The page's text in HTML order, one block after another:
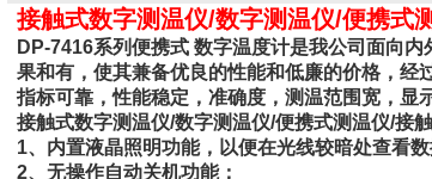
接触式数字测温仪/数字测温仪/便携式
DP-7416系列便携式 数字温度计是我公司面向
果和有，使其兼备优良的性能和低廉的价格，经
指标可靠，性能稳定，准确度，测温范围宽，显
接触式数字测温仪/数字测温仪/便携式测温仪/接
1、内置液晶照明功能，以便在光线较暗处查看数
2、无操作自动关机功能；